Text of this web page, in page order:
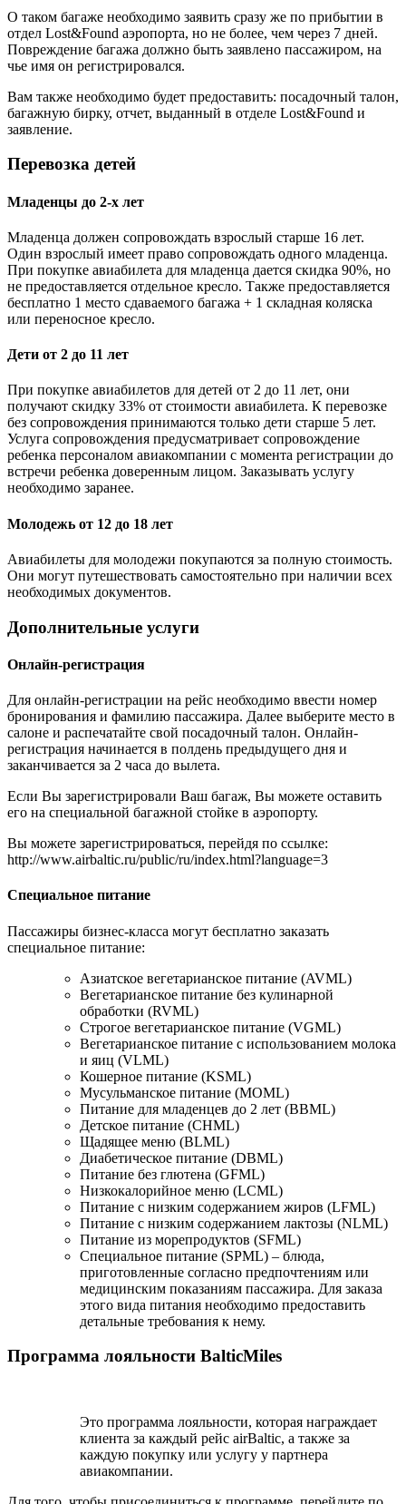
О таком багаже необходимо заявить сразу же по прибытии в
отдел Lost&Found аэропорта, но не более, чем через 7 дней.
Повреждение багажа должно быть заявлено пассажиром, на
чье имя он регистрировался.
Вам также необходимо будет предоставить: посадочный талон,
багажную бирку, отчет, выданный в отделе Lost&Found и
заявление.
Перевозка детей
Младенцы до 2-х лет
Младенца должен сопровождать взрослый старше 16 лет.
Один взрослый имеет право сопровождать одного младенца.
При покупке авиабилета для младенца дается скидка 90%, но
не предоставляется отдельное кресло. Также предоставляется
бесплатно 1 место сдаваемого багажа + 1 складная коляска
или переносное кресло.
Дети от 2 до 11 лет
При покупке авиабилетов для детей от 2 до 11 лет, они
получают скидку 33% от стоимости авиабилета. К перевозке
без сопровождения принимаются только дети старше 5 лет.
Услуга сопровождения предусматривает сопровождение
ребенка персоналом авиакомпании с момента регистрации до
встречи ребенка доверенным лицом. Заказывать услугу
необходимо заранее.
Молодежь от 12 до 18 лет
Авиабилеты для молодежи покупаются за полную стоимость.
Они могут путешествовать самостоятельно при наличии всех
необходимых документов.
Дополнительные услуги
Онлайн-регистрация
Для онлайн-регистрации на рейс необходимо ввести номер
бронирования и фамилию пассажира. Далее выберите место в
салоне и распечатайте свой посадочный талон. Онлайн-
регистрация начинается в полдень предыдущего дня и
заканчивается за 2 часа до вылета.
Если Вы зарегистрировали Ваш багаж, Вы можете оставить
его на специальной багажной стойке в аэропорту.
Вы можете зарегистрироваться, перейдя по ссылке:
http://www.airbaltic.ru/public/ru/index.html?language=3
Специальное питание
Пассажиры бизнес-класса могут бесплатно заказать
специальное питание:
Азиатское вегетарианское питание (AVML)
Вегетарианское питание без кулинарной
обработки (RVML)
Строгое вегетарианское питание (VGML)
Вегетарианское питание с использованием молока
и яиц (VLML)
Кошерное питание (KSML)
Мусульманское питание (MOML)
Питание для младенцев до 2 лет (BBML)
Детское питание (CHML)
Щадящее меню (BLML)
Диабетическое питание (DBML)
Питание без глютена (GFML)
Низкокалорийное меню (LCML)
Питание с низким содержанием жиров (LFML)
Питание с низким содержанием лактозы (NLML)
Питание из морепродуктов (SFML)
Специальное питание (SPML) – блюда,
приготовленные согласно предпочтениям или
медицинским показаниям пассажира. Для заказа
этого вида питания необходимо предоставить
детальные требования к нему.
Программа лояльности BalticMiles
Это программа лояльности, которая награждает
клиента за каждый рейс airBaltic, а также за
каждую покупку или услугу у партнера
авиакомпании.